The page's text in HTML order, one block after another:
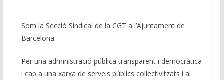
Som la Secció Sindical de la CGT a l’Ajuntament de
Barcelona
Per una administració pública transparent i democràtica
i cap a una xarxa de serveis públics col·lectivitzats i al